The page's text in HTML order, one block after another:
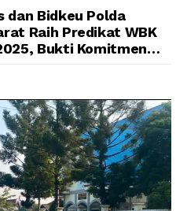
dan Bidkeu Polda
Raih Predikat WBK
Bukti Komitmen